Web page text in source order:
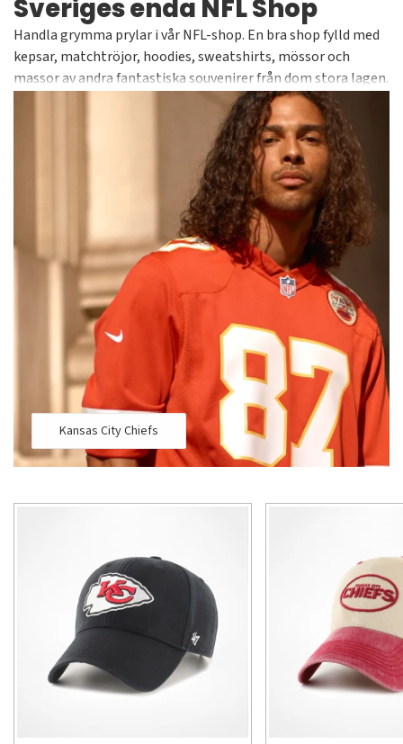
Sveriges enda NFL Shop
Handla grymma prylar i vår NFL-shop. En bra shop fylld med
kepsar, matchtröjor, hoodies, sweatshirts, mössor och
massor av andra fantastiska souvenirer från dom stora lagen.
PVi har samlat alla lag under ett tak för att göra det enkelt
att hitta det du söker. Alltid officiella och licensierade
produkter från välkända varumärken såsom Fanatics,
Majestic och New Era. Hos Supporters Place hittar du
tusentals artiklar i vårt sortiment.
Kansas City Chiefs